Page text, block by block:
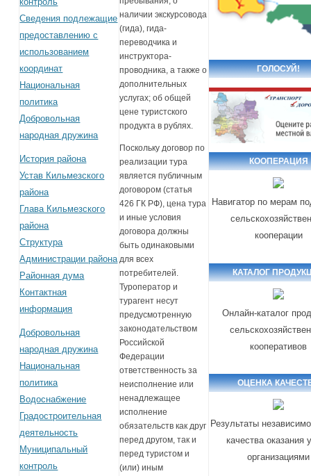
Сведения подлежащие
предоставлению с
использованием
координат
Национальная
политика
Добровольная
народная дружина
История района
Устав Кильмезского
района
Глава Кильмезского
района
Структура
Администрации района
Районная дума
Контактная
информация
Добровольная
народная дружина
Национальная
политика
Водоснабжение
Градостроительная
деятельность
Муниципальный
контроль
наличии экскурсовода
(гида), гида-
переводчика и
инструктора-
проводника, а также о
дополнительных
услугах; об общей
цене туристского
продукта в рублях.
Поскольку договор по
реализации тура
является публичным
договором (статья
426 ГК РФ), цена тура
и иные условия
договора должны
быть одинаковыми
для всех
потребителей.
Туроператор и
турагент несут
предусмотренную
законодательством
Российской
Федерации
ответственность за
неисполнение или
ненадлежащее
исполнение
обязательств как друг
перед другом, так и
перед туристом и
(или) иным
ГОЛОСУЙ!
КООПЕРАЦИЯ
Навигатор по мерам
кооперации
КАТАЛОГ
Онлайн-каталог
кооперативов
ОЦЕНКА
Результаты
качества оказания
организациями